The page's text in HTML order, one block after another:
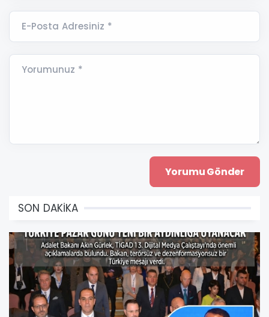
E-Posta Adresiniz *
Yorumunuz *
SON DAKİKA